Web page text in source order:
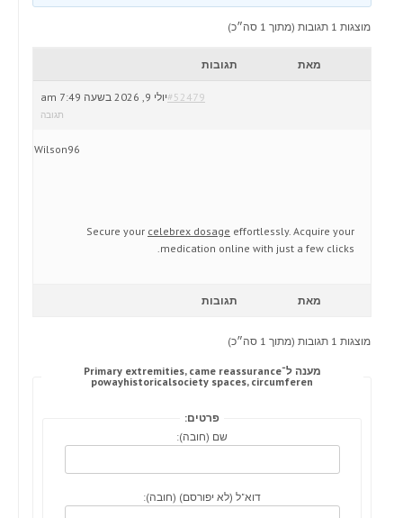
מוצגות 1 תגובות (מתוך 1 סה״כ)
מאת תגובות
יולי 9, 2026 בשעה 7:49 am#52479
תגובה
JWilson96
Secure your celebrex dosage effortlessly. Acquire your
medication online with just a few clicks.
מאת תגובות
מוצגות 1 תגובות (מתוך 1 סה״כ)
מענה ל־Primary extremities, came reassurance
powayhistoricalsociety spaces, circumferen
פרטים:
שם (חובה):
דוא"ל (לא יפורסם) (חובה):